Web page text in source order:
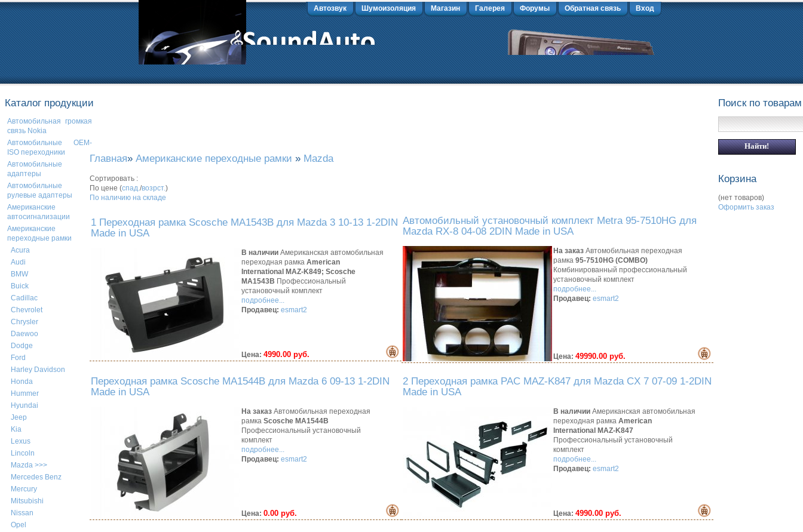
Автозвук Шумоизоляция Магазин Галерея Форумы Обратная связь Вход
Каталог продукции
Автомобильная громкая
связь Nokia
Автомобильные OEM-
ISO переходники
Автомобильные
адаптеры
Автомобильные
рулевые адаптеры
Американские
автосигнализации
Американские
переходные рамки
Acura
Audi
BMW
Buick
Cadillac
Chevrolet
Chrysler
Daewoo
Dodge
Ford
Harley Davidson
Honda
Hummer
Hyundai
Jeep
Kia
Lexus
Lincoln
Mazda >>>
Mercedes Benz
Mercury
Mitsubishi
Nissan
Opel
Главная» Американские переходные рамки » Mazda
Сортировать :
По цене (спад./возрст.)
По наличию на складе
1 Переходная рамка Scosche MA1543B для Mazda 3 10-13 1-2DIN
Made in USA
В наличии Американская автомобильная
переходная рамка American
International MAZ-K849; Scosche
MA1543B Профессиональный
установочный комплект
подробнее...
Продавец: esmart2
Цена: 4990.00 руб.
Автомобильный установочный комплект Metra 95-7510HG для
Mazda RX-8 04-08 2DIN Made in USA
На заказ Автомобильная переходная
рамка 95-7510HG (COMBO)
Комбинированный профессиональный
установочный комплект
подробнее...
Продавец: esmart2
Цена: 49990.00 руб.
Переходная рамка Scosche MA1544B для Mazda 6 09-13 1-2DIN
Made in USA
На заказ Автомобильная переходная
рамка Scosche MA1544B
Профессиональный установочный
комплект
подробнее...
Продавец: esmart2
Цена: 0.00 руб.
2 Переходная рамка PAC MAZ-K847 для Mazda CX 7 07-09 1-2DIN
Made in USA
В наличии Американская автомобильная
переходная рамка American
International MAZ-K847
Профессиональный установочный
комплект
подробнее...
Продавец: esmart2
Цена: 4990.00 руб.
Поиск по товарам
Корзина
(нет товаров)
Оформить заказ